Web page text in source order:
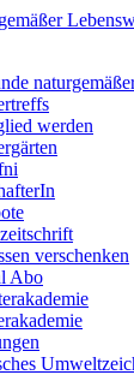
werden
verschenken
Abo